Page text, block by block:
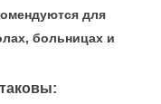
для
больницах и